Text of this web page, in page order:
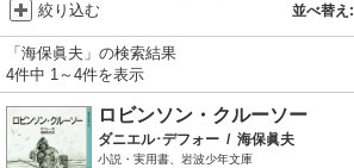
並べ替え:
絞り込む
「海保眞夫」の検索結果
4件中 1～4件を表示
ロビンソン・クルーソー
ダニエル･デフォー / 海保眞夫
小説・実用書、岩波少年文庫